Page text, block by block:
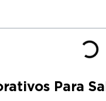
Para